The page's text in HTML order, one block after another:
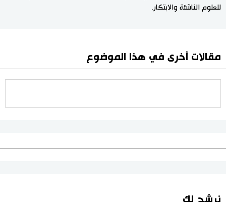
للعلوم الناشئة والابتكار.
مقالات أخرى في هذا الموضوع